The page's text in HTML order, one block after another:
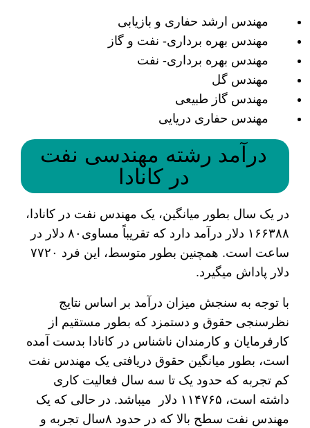
مهندس ارشد حفاری و بازیابی
مهندس بهره برداری- نفت و گاز
مهندس بهره برداری- نفت
مهندس گل
مهندس گاز طبیعی
مهندس حفاری دریایی
درآمد رشته مهندسی نفت
در کانادا
در یک سال بطور میانگین، یک مهندس نفت در کانادا،
۱۶۶۳۸۸ دلار درآمد دارد که تقریباً مساوی۸۰ دلار در
ساعت است. همچنین بطور متوسط، این فرد ۷۷۲۰
دلار پاداش می­گیرد.
با توجه به سنجش میزان درآمد بر اساس نتایج
نظرسنجی حقوق و دستمزد که بطور مستقیم از
کارفرمایان و کارمندان ناشناس در کانادا بدست آمده
است، بطور میانگین حقوق دریافتی یک مهندس نفت
کم تجربه که حدود یک تا سه سال فعالیت کاری
داشته است، ۱۱۴۷۶۵ دلار می­باشد. در حالی که یک
مهندس نفت سطح بالا که در حدود ۸سال تجربه و